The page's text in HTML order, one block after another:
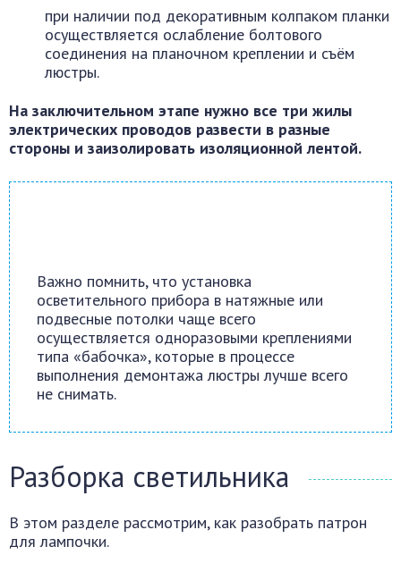
при наличии под декоративным колпаком планки
осуществляется ослабление болтового
соединения на планочном креплении и съём
люстры.
На заключительном этапе нужно все три жилы
электрических проводов развести в разные
стороны и заизолировать изоляционной лентой.
Важно помнить, что установка
осветительного прибора в натяжные или
подвесные потолки чаще всего
осуществляется одноразовыми креплениями
типа «бабочка», которые в процессе
выполнения демонтажа люстры лучше всего
не снимать.
Разборка светильника
В этом разделе рассмотрим, как разобрать патрон
для лампочки.